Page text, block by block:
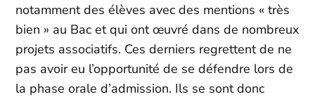
notamment des élèves avec des mentions « très
bien » au Bac et qui ont œuvré dans de nombreux
projets associatifs. Ces derniers regrettent de ne
pas avoir eu l’opportunité de se défendre lors de
la phase orale d’admission. Ils se sont donc